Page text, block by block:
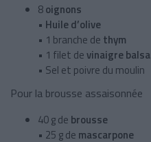
8oignons
• Huile d’olive
• 1 branche de thym
• 1 filet devinaigre
• Sel et poivre du moulin
Pour la brousse assaisonnée
40 g de brousse
• 25 g de mascarpone